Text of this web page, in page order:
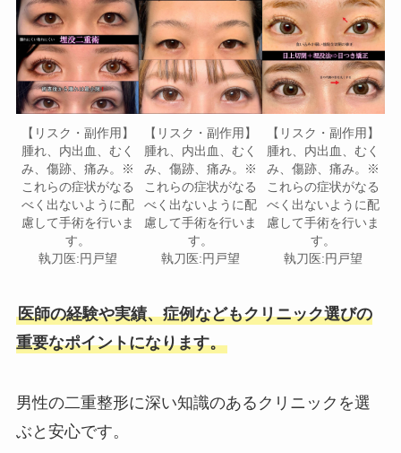
【リスク・副作用】
腫れ、内出血、むく
み、傷跡、痛み。※
これらの症状がなる
べく出ないように配
慮して手術を行いま
す。
執刀医:円戸望
【リスク・副作用】
腫れ、内出血、むく
み、傷跡、痛み。※
これらの症状がなる
べく出ないように配
慮して手術を行いま
す。
執刀医:円戸望
【リスク・副作用】
腫れ、内出血、むく
み、傷跡、痛み。※
これらの症状がなる
べく出ないように配
慮して手術を行いま
す。
執刀医:円戸望
医師の経験や実績、症例などもクリニック選びの
重要なポイントになります。
男性の二重整形に深い知識のあるクリニックを選
ぶと安心です。